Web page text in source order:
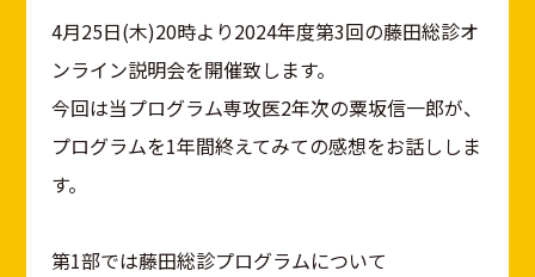
4月25日(木)20時より2024年度第3回の藤田総診オ
ンライン説明会を開催致します。
今回は当プログラム専攻医2年次の粟坂信一郎が、
プログラムを1年間終えてみての感想をお話ししま
す。
第1部では藤田総診プログラムについて